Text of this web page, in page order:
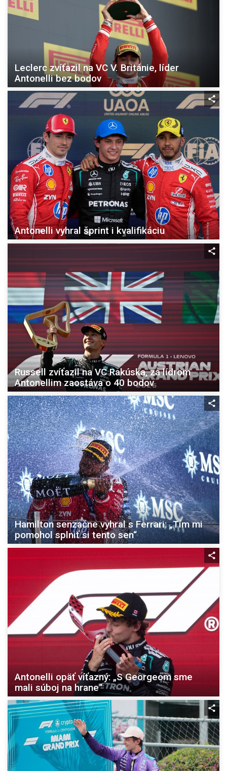
Leclerc zvíťazil na VC V. Británie, líder
Antonelli bez bodov
Antonelli vyhral šprint i kvalifikáciu
Russell zvíťazil na VC Rakúska, za lídrom
Antonellim zaostáva o 40 bodov
Hamilton senzačne vyhral s Ferrari: „Tím mi
pomohol splniť si tento sen“
Antonelli opäť víťazný: „S Georgeom sme
mali súboj na hrane“